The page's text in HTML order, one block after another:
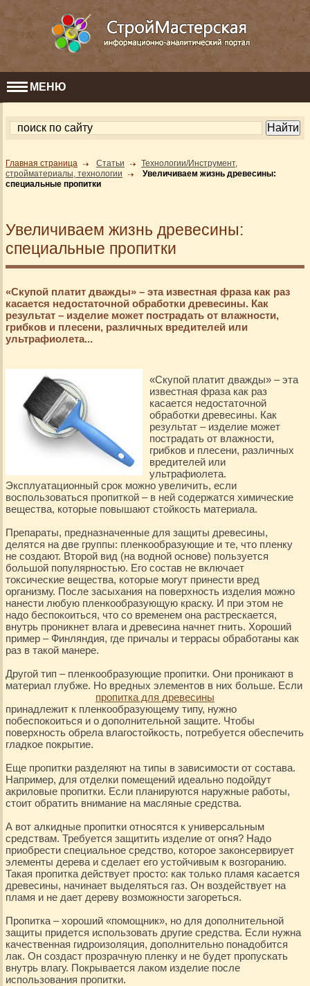
МЕНЮ
Главная страница Статьи
Технологии/Инструмент,
стройматериалы, технологии
Увеличиваем жизнь древесины:
специальные пропитки
Увеличиваем жизнь древесины:
специальные пропитки
«Скупой платит дважды» – эта известная фраза как раз
касается недостаточной обработки древесины. Как
результат – изделие может пострадать от влажности,
грибков и плесени, различных вредителей или
ультрафиолета...
«Скупой платит дважды» – эта
известная фраза как раз
касается недостаточной
обработки древесины. Как
результат – изделие может
пострадать от влажности,
грибков и плесени, различных
вредителей или
ультрафиолета.
Эксплуатационный срок можно увеличить, если
воспользоваться пропиткой – в ней содержатся химические
вещества, которые повышают стойкость материала.
Препараты, предназначенные для защиты древесины,
делятся на две группы: пленкообразующие и те, что пленку
не создают. Второй вид (на водной основе) пользуется
большой популярностью. Его состав не включает
токсические вещества, которые могут принести вред
организму. После засыхания на поверхность изделия можно
нанести любую пленкообразующую краску. И при этом не
надо беспокоиться, что со временем она растрескается,
внутрь проникнет влага и древесина начнет гнить. Хороший
пример – Финляндия, где причалы и террасы обработаны как
раз в такой манере.
Другой тип – пленкообразующие пропитки. Они проникают в
материал глубже. Но вредных элементов в них больше. Если
пропитка для древесины
принадлежит к пленкообразующему типу, нужно
побеспокоиться и о дополнительной защите. Чтобы
поверхность обрела влагостойкость, потребуется обеспечить
гладкое покрытие.
Еще пропитки разделяют на типы в зависимости от состава.
Например, для отделки помещений идеально подойдут
акриловые пропитки. Если планируются наружные работы,
стоит обратить внимание на масляные средства.
А вот алкидные пропитки относятся к универсальным
средствам. Требуется защитить изделие от огня? Надо
приобрести специальное средство, которое законсервирует
элементы дерева и сделает его устойчивым к возгоранию.
Такая пропитка действует просто: как только пламя касается
древесины, начинает выделяться газ. Он воздействует на
пламя и не дает дереву возможности загореться.
Пропитка – хороший «помощник», но для дополнительной
защиты придется использовать другие средства. Если нужна
качественная гидроизоляция, дополнительно понадобится
лак. Он создаст прозрачную пленку и не будет пропускать
внутрь влагу. Покрывается лаком изделие после
использования пропитки.